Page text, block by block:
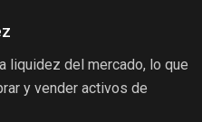
liquidez del mercado, lo que
y vender activos de